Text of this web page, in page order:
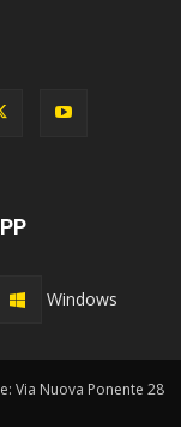
Windows
Via Nuova Ponente 28